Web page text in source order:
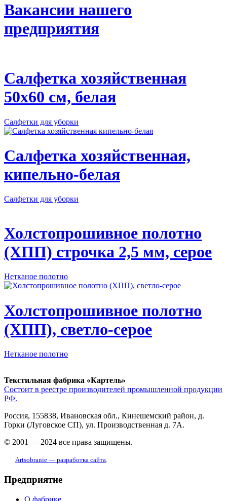
Вакансии нашего
предприятия
Салфетка хозяйственная
50х60 см, белая
Салфетки для уборки
Салфетка хозяйственная,
кипельно-белая
Салфетки для уборки
Холстопрошивное полотно
(ХПП) строчка 2,5 мм, серое
Нетканое полотно
Холстопрошивное полотно
(ХПП), светло-серое
Нетканое полотно
Текстильная фабрика «Картель»
Состоит в реестре производителей промышленной продукции
РФ.
Россия, 155838, Ивановская обл., Кинешемский район, д.
Горки (Луговское СП), ул. Производственная д. 7А.
© 2001 — 2024 все права защищены.
Artsobranie — разработка сайта.
Предприятие
О фабрике